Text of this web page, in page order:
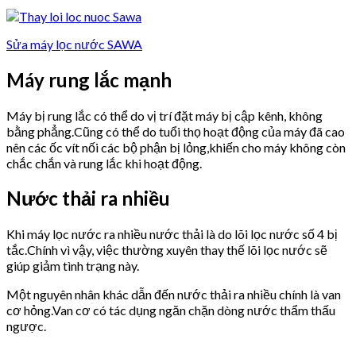
Sửa máy lọc nước SAWA
Máy rung lắc mạnh
Máy bị rung lắc có thể do vị trí đặt máy bị cập kênh, không
bằng phẳng.Cũng có thể do tuổi thọ hoạt động của máy đã cao
nên các ốc vít nối các bộ phận bị lỏng,khiến cho máy không còn
chắc chắn và rung lắc khi hoạt động.
Nước thải ra nhiều
Khi máy lọc nước ra nhiều nước thải là do lõi lọc nước số 4 bị
tắc.Chính vì vậy, việc thường xuyên thay thế lõi lọc nước sẽ
giúp giảm tình trạng này.
Một nguyên nhân khác dẫn đến nước thải ra nhiều chính là van
cơ hỏng.Van cơ có tác dụng ngăn chặn dòng nước thẩm thấu
ngược.